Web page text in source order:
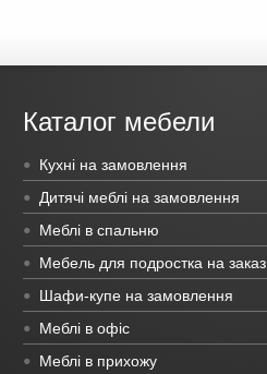
Каталог мебели
Кухні на замовлення
Дитячі меблі на замовлення
Меблі в спальню
Мебель для подростка на заказ
Шафи-купе на замовлення
Меблі в офіс
Меблі в прихожу